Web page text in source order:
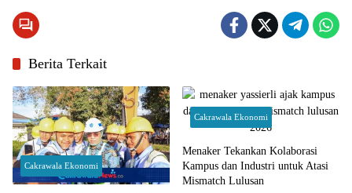
Berita Terkait
Cakrawala Ekonomi
Cakrawala Ekonomi
Menaker Tekankan Kolaborasi
Kampus dan Industri untuk Atasi
Mismatch Lulusan